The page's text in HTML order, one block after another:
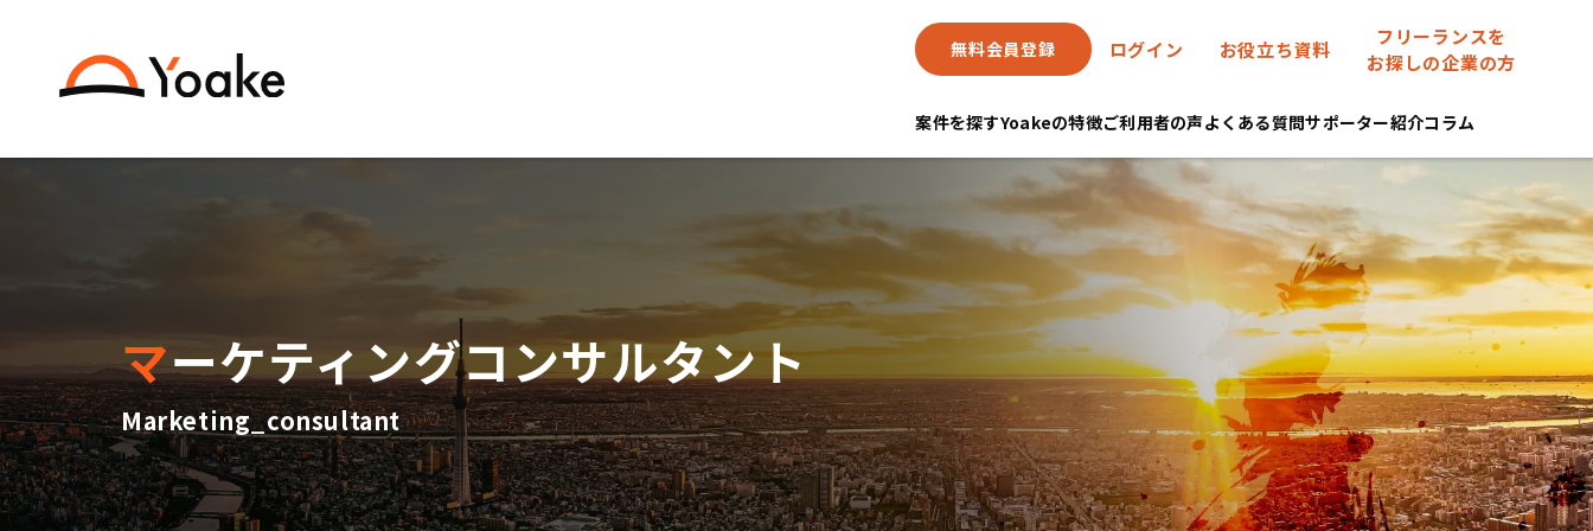
無料会員登録 ログイン お役立ち資料
フリーランスを
お探しの企業の方
案件を探すYoakeの特徴ご利用者の声よくある質問サポーター紹介コラム
マーケティングコンサルタント
Marketing_consultant